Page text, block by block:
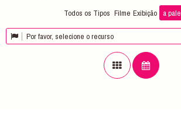
Todos os Tipos Filme Exibição a
Por favor, selecione o recurso